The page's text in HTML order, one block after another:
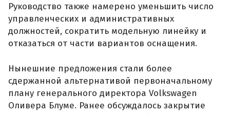
Руководство также намерено уменьшить число
управленческих и административных
должностей, сократить модельную линейку и
отказаться от части вариантов оснащения.
Нынешние предложения стали более
сдержанной альтернативой первоначальному
плану генерального директора Volkswagen
Оливера Блуме. Ранее обсуждалось закрытие